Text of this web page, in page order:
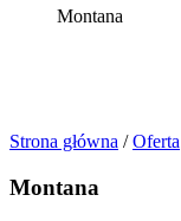
Montana
Strona główna /Oferta
Montana